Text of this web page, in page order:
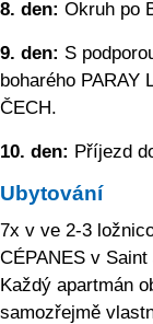
8. den: Okruh po
9. den: S
boharého PARAY
ČECH.
10. den: Příjezd
Ubytování
7x v ve 2-3
CÉPANES v
Každý apartmán
samozřejmě